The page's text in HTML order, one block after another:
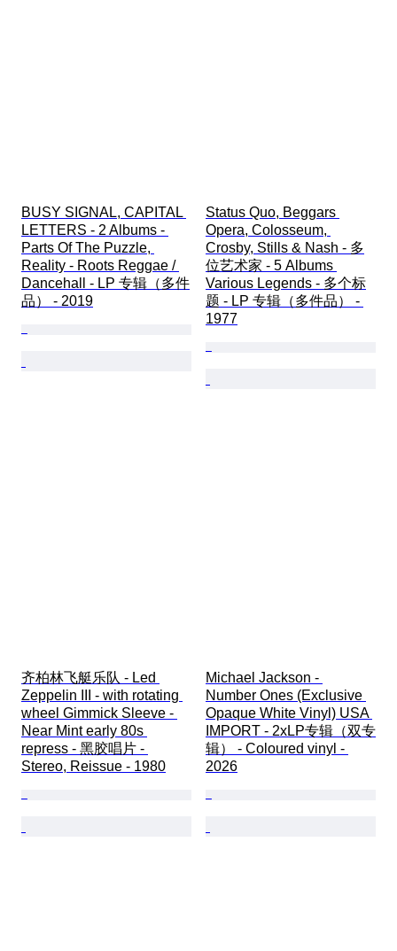
BUSY SIGNAL, CAPITAL
LETTERS - 2 Albums -
Parts Of The Puzzle,
Reality - Roots Reggae /
Dancehall - LP 专辑（多件
品） - 2019
Status Quo, Beggars
Opera, Colosseum,
Crosby, Stills & Nash - 多
位艺术家 - 5 Albums
Various Legends - 多个标
题 - LP 专辑（多件品） -
1977
齐柏林飞艇乐队 - Led
Zeppelin III - with rotating
wheel Gimmick Sleeve -
Near Mint early 80s
repress - 黑胶唱片 -
Stereo, Reissue - 1980
Michael Jackson -
Number Ones (Exclusive
Opaque White Vinyl) USA
IMPORT - 2xLP专辑（双专
辑） - Coloured vinyl -
2026